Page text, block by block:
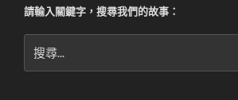
請輸入關鍵字，搜尋我們的故事：
尋